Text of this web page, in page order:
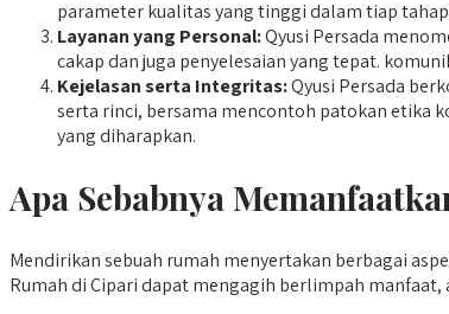
parameter kualitas yang tinggi dalam tiap
Layanan yang Personal:Qyusi Persada
cakap dan juga penyelesaian yang tepat.
Kejelasan serta Integritas:Qyusi Persada
serta rinci, bersama mencontoh patokan etika
yang diharapkan.
Apa Sebabnya
Mendirikan sebuah rumah menyertakan berbagai
Rumah di Cipari dapat mengagih berlimpah manfaat,